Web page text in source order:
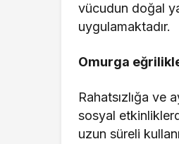
vücudun doğal
uygulamaktadır.
Omurga
Rahatsızlığa ve
sosyal
uzun süreli